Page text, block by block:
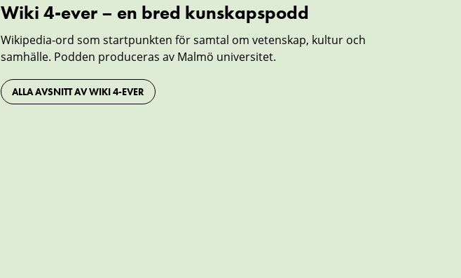
Wiki 4-ever – en bred kunskapspodd
Wikipedia‑ord som startpunkten för samtal om vetenskap, kultur och
samhälle. Podden produceras av Malmö universitet.
ALLA AVSNITT AV WIKI 4-EVER